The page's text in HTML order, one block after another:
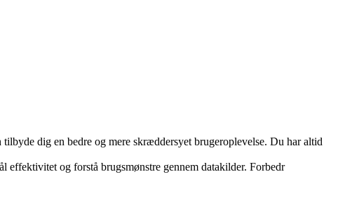
dig en bedre og mere skræddersyet brugeroplevelse. Du har altid
og forstå brugsmønstre gennem datakilder. Forbedr